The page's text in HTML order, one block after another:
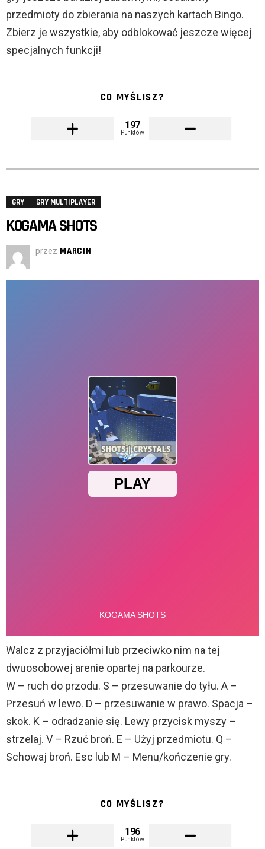
przedmioty do zbierania na naszych kartach Bingo.
Zbierz je wszystkie, aby odblokować jeszcze więcej
specjalnych funkcji!
CO MYŚLISZ?
197
Punktów
GRY GRY MULTIPLAYER
KOGAMA SHOTS
przez MARCIN
Walcz z przyjaciółmi lub przeciwko nim na tej
dwuosobowej arenie opartej na parkourze.
W – ruch do przodu. S – przesuwanie do tyłu. A –
Przesuń w lewo. D – przesuwanie w prawo. Spacja –
skok. K – odradzanie się. Lewy przycisk myszy –
strzelaj. V – Rzuć broń. E – Użyj przedmiotu. Q –
Schowaj broń. Esc lub M – Menu/kończenie gry.
CO MYŚLISZ?
196
Punktów